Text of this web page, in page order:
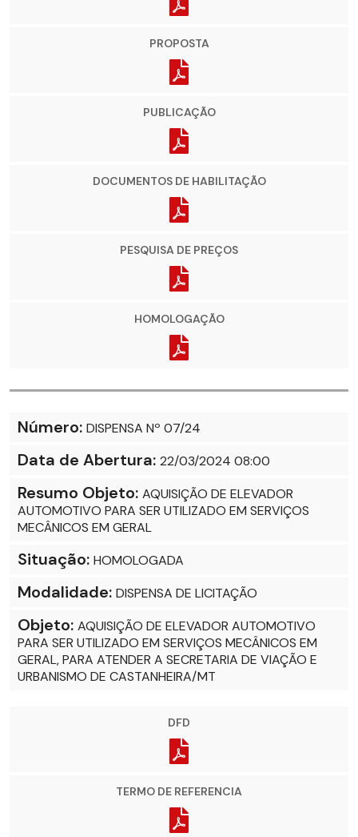
PROPOSTA
PUBLICAÇÃO
DOCUMENTOS DE HABILITAÇÃO
PESQUISA DE PREÇOS
HOMOLOGAÇÃO
Número: DISPENSA Nº 07/24
Data de Abertura: 22/03/2024 08:00
Resumo Objeto: AQUISIÇÃO DE ELEVADOR
AUTOMOTIVO PARA SER UTILIZADO EM SERVIÇOS
MECÂNICOS EM GERAL
Situação: HOMOLOGADA
Modalidade: DISPENSA DE LICITAÇÃO
Objeto: AQUISIÇÃO DE ELEVADOR AUTOMOTIVO
PARA SER UTILIZADO EM SERVIÇOS MECÂNICOS EM
GERAL, PARA ATENDER A SECRETARIA DE VIAÇÃO E
URBANISMO DE CASTANHEIRA/MT
DFD
TERMO DE REFERENCIA